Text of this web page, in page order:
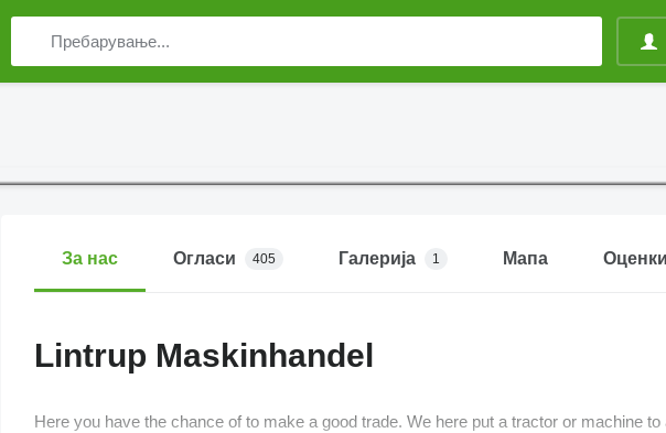
За нас Огласи 405 Галерија 1 Мапа Оценки
Lintrup Maskinhandel
Here you have the chance of to make a good trade. We here put a tractor or machine